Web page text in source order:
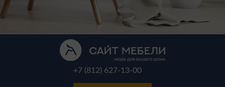
+7 (812) 627-13-00